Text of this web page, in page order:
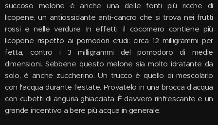
succoso melone è anche una delle fonti più ricche di
licopene, un antiossidante anti-cancro che si trova nei frutti
rossi e nelle verdure. In effetti, il cocomero contiene più
licopene rispetto ai pomodori crudi: circa 12 milligrammi per
fetta, contro i 3 milligrammi del pomodoro di medie
dimensioni. Sebbene questo melone sia molto idratante da
solo, è anche zuccherino. Un trucco è quello di mescolarlo
con l'acqua durante l'estate. Provatelo in una brocca d'acqua
con cubetti di anguria ghiacciata. È davvero rinfrescante e un
grande incentivo a bere più acqua in generale.